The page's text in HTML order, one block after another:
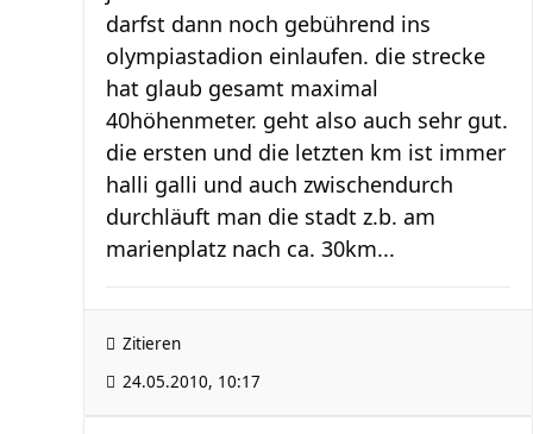
darfst dann noch gebührend ins
olympiastadion einlaufen. die strecke
hat glaub gesamt maximal
40höhenmeter. geht also auch sehr gut.
die ersten und die letzten km ist immer
halli galli und auch zwischendurch
durchläuft man die stadt z.b. am
marienplatz nach ca. 30km...
Zitieren
24.05.2010, 10:17